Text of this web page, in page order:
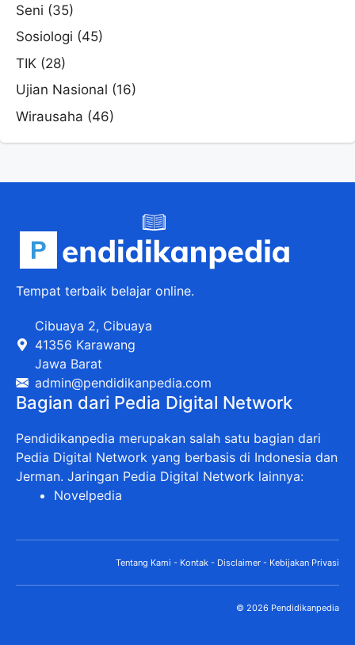
Seni (35)
Sosiologi (45)
TIK (28)
Ujian Nasional (16)
Wirausaha (46)
Tempat terbaik belajar online.
Cibuaya 2, Cibuaya
41356 Karawang
Jawa Barat
admin@pendidikanpedia.com
Bagian dari Pedia Digital Network
Pendidikanpedia merupakan salah satu bagian dari
Pedia Digital Network yang berbasis di Indonesia dan
Jerman. Jaringan Pedia Digital Network lainnya:
Novelpedia
Tentang Kami - Kontak - Disclaimer - Kebijakan Privasi
© 2026 Pendidikanpedia